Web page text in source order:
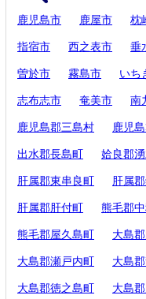
鹿児島市 鹿屋市 枕
指宿市 西之表市 垂
曽於市 霧島市 いち
志布志市 奄美市 南
鹿児島郡三島村 鹿児
出水郡長島町 姶良郡
肝属郡東串良町 肝属
肝属郡肝付町 熊毛郡
熊毛郡屋久島町 大島
大島郡瀬戸内町 大島
大島郡徳之島町 大島